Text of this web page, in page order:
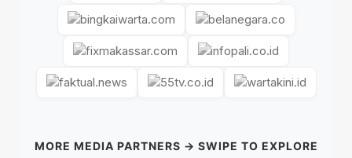
MORE MEDIA PARTNERS → SWIPE TO EXPLORE